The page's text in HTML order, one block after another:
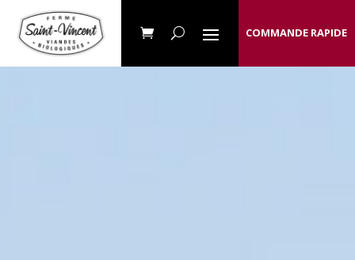
COMMANDE RAPIDE